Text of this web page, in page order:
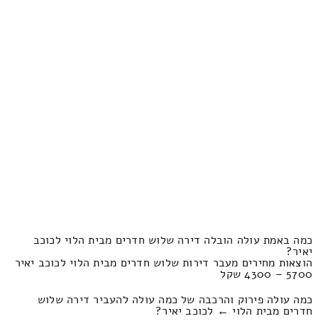
כמה באמת עולה הובלה דירה שלוש חדרים מבית הלוי לכוכב
יאיר?
הוצאות מחירים מעבר דירות שלוש חדרים מבית הלוי לכוכב יאיר
5700 – 4300 שקל
כמה עולה פירוק והרכבה של כמה עולה להעביר דירה שלוש
חדרים מבית הלוי ← לכוכב יאיר?